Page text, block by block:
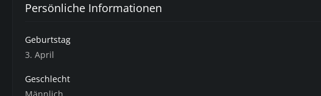
Persönliche Informationen
Geburtstag
3. April
Geschlecht